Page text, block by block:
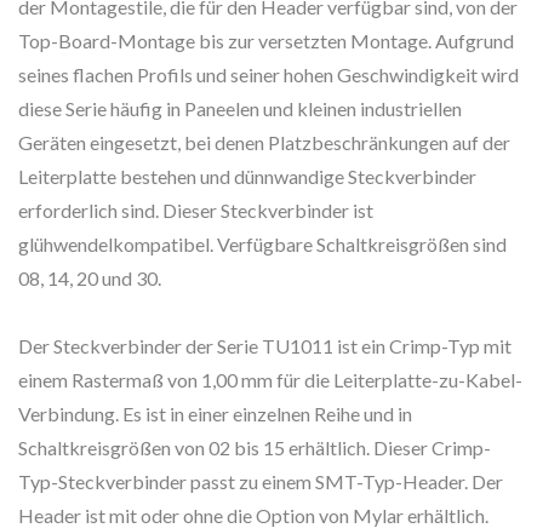
der Montagestile, die für den Header verfügbar sind, von der
Top-Board-Montage bis zur versetzten Montage. Aufgrund
seines flachen Profils und seiner hohen Geschwindigkeit wird
diese Serie häufig in Paneelen und kleinen industriellen
Geräten eingesetzt, bei denen Platzbeschränkungen auf der
Leiterplatte bestehen und dünnwandige Steckverbinder
erforderlich sind. Dieser Steckverbinder ist
glühwendelkompatibel. Verfügbare Schaltkreisgrößen sind
08, 14, 20 und 30.
Der Steckverbinder der Serie TU1011 ist ein Crimp-Typ mit
einem Rastermaß von 1,00 mm für die Leiterplatte-zu-Kabel-
Verbindung. Es ist in einer einzelnen Reihe und in
Schaltkreisgrößen von 02 bis 15 erhältlich. Dieser Crimp-
Typ-Steckverbinder passt zu einem SMT-Typ-Header. Der
Header ist mit oder ohne die Option von Mylar erhältlich.